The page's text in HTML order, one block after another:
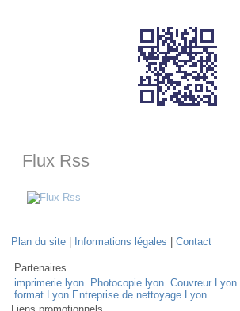
Flux Rss
Plan du site Informations légales |Contact
Partenaires
imprimerie lyon. Photocopie lyon. Couvreur Lyon.
format Lyon. Entreprise de nettoyage Lyon